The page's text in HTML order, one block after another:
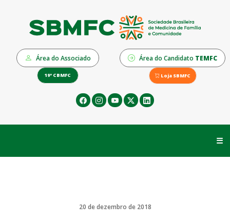
Área do Associado Área do Candidato TEMFC
19º CBMFC Loja SBMFC
☰
20 de dezembro de 2018